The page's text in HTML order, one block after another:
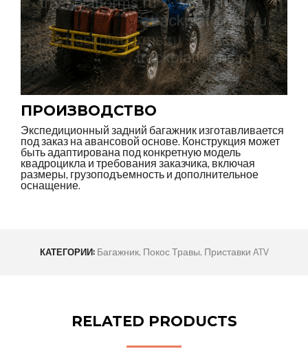
ПРОИЗВОДСТВО
Экспедиционный задний багажник изготавливается
под заказ на авансовой основе. Конструкция может
быть адаптирована под конкретную модель
квадроцикла и требования заказчика, включая
размеры, грузоподъемность и дополнительное
оснащение.
КАТЕГОРИИ: Багажник, Покос Травы, Приставки ATV
RELATED PRODUCTS